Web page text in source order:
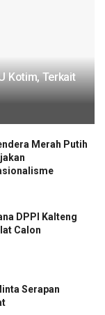
Kotim, Terkait
Merah Putih
DPPI Kalteng
Calon
Serapan